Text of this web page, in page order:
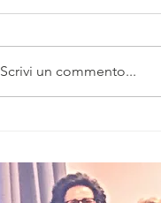
undicesimo
album #1
Scrivi un commento...